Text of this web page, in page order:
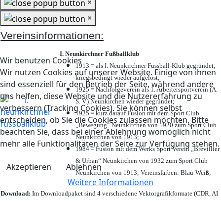
Wir benutzen Cookies
Wir nutzen Cookies auf unserer Website. Einige von ihnen
sind essenziell für den Betrieb der Seite, während andere
uns helfen, diese Website und die Nutzererfahrung zu
verbessern (Tracking Cookies). Sie können selbst
entscheiden, ob Sie die Cookies zulassen möchten. Bitte
beachten Sie, dass bei einer Ablehnung womöglich nicht
mehr alle Funktionalitäten der Seite zur Verfügung stehen.
Akzeptieren
Ablehnen
Weitere Informationen
×
Vereinsinformationen:
I. Neunkirchner Fußballklub
1913 = als I. Neunkirchner Fussball-Klub gegründet,
kriegsbedingt wieder aufgelöst;
1925 = Nachfolgeverein als 1. Arbeitersportverein (A.
S. V.) Neunkirchen wieder gegründet;
1925 = kurz darauf Fusion mit dem Sport Club
„Bewegung“ Neunkirchen von 1920 zum Sport Club
Neunkirchen von 1913;
1984 = Fusion mit dem Werks Sport Verein „Brevillier
& Urban“ Neunkirchen von 1932 zum Sport Club
Neunkirchen von 1913; Vereinsfarben: Blau-Weiß;
Download: Im Downloadpaket sind 4 verschiedene Vektorgrafikformate (CDR, AI